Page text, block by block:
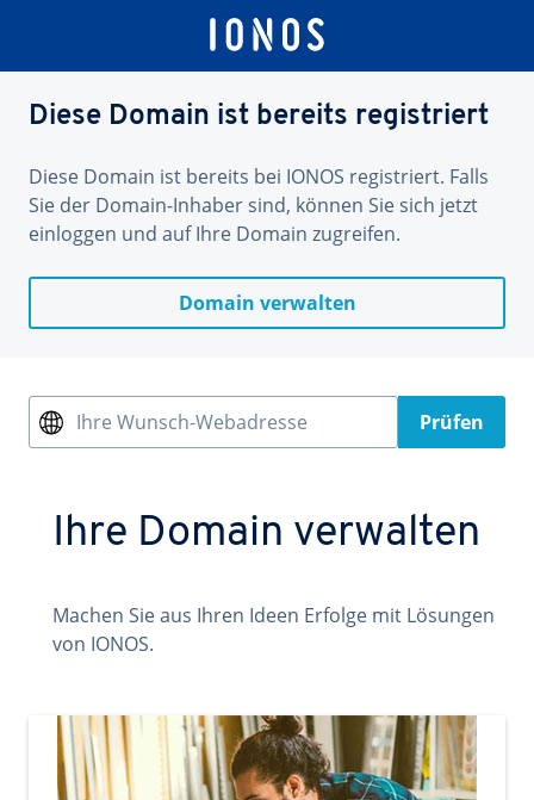
Diese Domain ist bereits registriert
Diese Domain ist bereits bei IONOS registriert. Falls
Sie der Domain-Inhaber sind, können Sie sich jetzt
einloggen und auf Ihre Domain zugreifen.
Domain verwalten
Ihre Wunsch-Webadresse Prüfen
Ihre Domain verwalten
Machen Sie aus Ihren Ideen Erfolge mit Lösungen
von IONOS.